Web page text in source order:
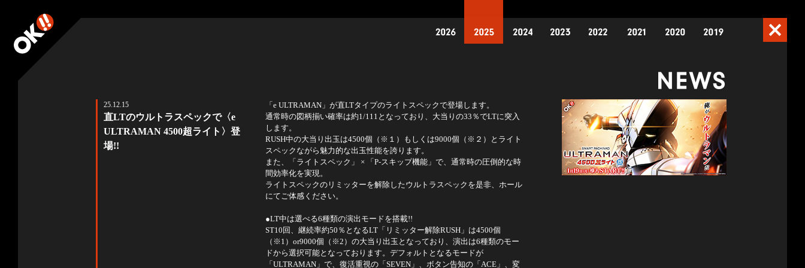
2026 2025 2024 2023 2022 2021 2020
25.12.15
直LTのウルトラスペックで〈e
ULTRAMAN 4500超ライト〉登
場!!
「e ULTRAMAN」が直LTタイプのライトスペックで登場します。
通常時の図柄揃い確率は約1/111となっており、大当りの33％でLTに突入
します。
RUSH中の大当り出玉は4500個（※１）もしくは9000個（※２）とライト
スペックながら魅力的な出玉性能を誇ります。
また、「ライトスペック」 × 「P-スキップ機能」で、通常時の圧倒的な時
間効率化を実現。
ライトスペックのリミッターを解除したウルトラスペックを是非、ホール
にてご体感ください。
●LT中は選べる6種類の演出モードを搭載!!
ST10回、継続率約50％となるLT「リミッター解除RUSH」は4500個
（※1）or9000個（※2）の大当り出玉となっており、演出は6種類のモー
ドから選択可能となっております。デフォルトとなるモードが
「ULTRAMAN」で、復活重視の「SEVEN」、ボタン告知の「ACE」、変